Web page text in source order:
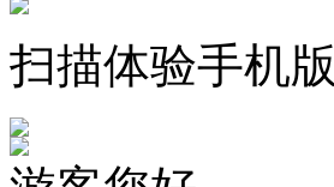
扫描体验手机版